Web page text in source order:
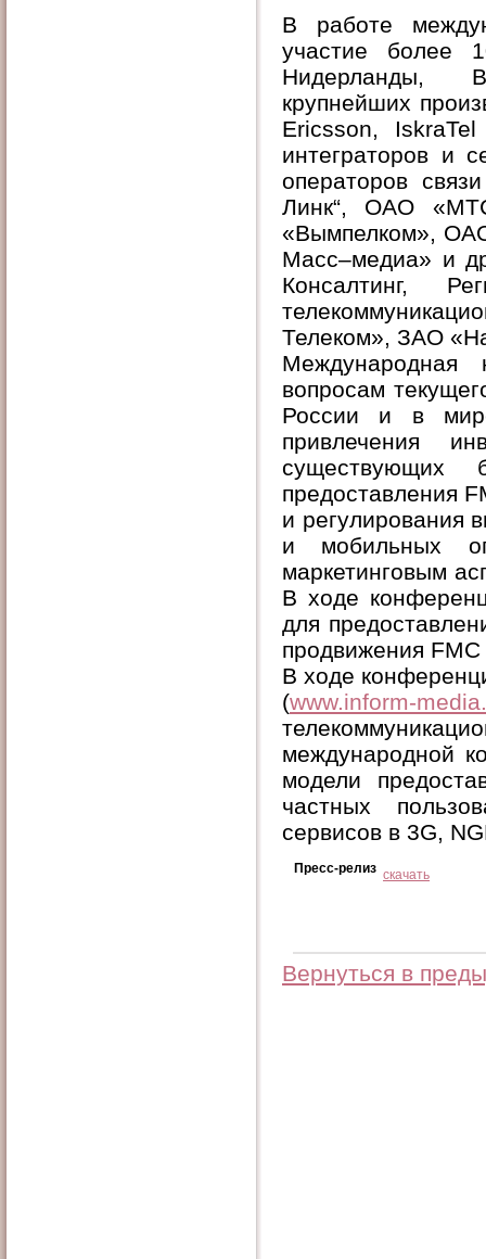
В работе
участие более
Нидерланды,
крупнейших
Ericsson,
интеграторов и
операторов
Линк“, ОАО
«Вымпелком»,
Масс–медиа» и
Консалтинг,
Телеком», ЗАО
вопросам
России и в
привлечения
существующих
предоставления
и регулирования
и мобильных
маркетинговым
В ходе
для
продвижения FMC
В ходе
(www.inform-
международной
модели
частных
сервисов в 3G,
Пресс-релиз скачать
Вернуться в